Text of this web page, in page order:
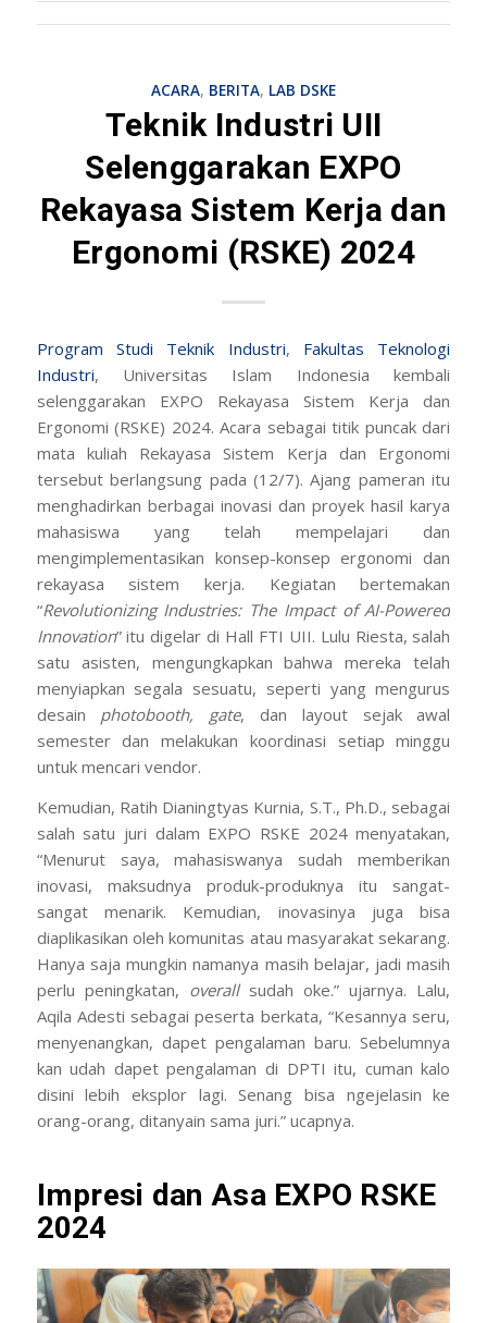
ACARA, BERITA, LAB DSKE
Teknik Industri UII
Selenggarakan EXPO
Rekayasa Sistem Kerja dan
Ergonomi (RSKE) 2024
Program Studi Teknik Industri, Fakultas Teknologi
Industri, Universitas Islam Indonesia kembali
selenggarakan EXPO Rekayasa Sistem Kerja dan
Ergonomi (RSKE) 2024. Acara sebagai titik puncak dari
mata kuliah Rekayasa Sistem Kerja dan Ergonomi
tersebut berlangsung pada (12/7). Ajang pameran itu
menghadirkan berbagai inovasi dan proyek hasil karya
mahasiswa yang telah mempelajari dan
mengimplementasikan konsep-konsep ergonomi dan
rekayasa sistem kerja. Kegiatan bertemakan
“Revolutionizing Industries: The Impact of AI-Powered
Innovation” itu digelar di Hall FTI UII. Lulu Riesta, salah
satu asisten, mengungkapkan bahwa mereka telah
menyiapkan segala sesuatu, seperti yang mengurus
desain photobooth, gate, dan layout sejak awal
semester dan melakukan koordinasi setiap minggu
untuk mencari vendor.
Kemudian, Ratih Dianingtyas Kurnia, S.T., Ph.D., sebagai
salah satu juri dalam EXPO RSKE 2024 menyatakan,
“Menurut saya, mahasiswanya sudah memberikan
inovasi, maksudnya produk-produknya itu sangat-
sangat menarik. Kemudian, inovasinya juga bisa
diaplikasikan oleh komunitas atau masyarakat sekarang.
Hanya saja mungkin namanya masih belajar, jadi masih
perlu peningkatan, overallsudah oke.” ujarnya. Lalu,
Aqila Adesti sebagai peserta berkata, “Kesannya seru,
menyenangkan, dapet pengalaman baru. Sebelumnya
kan udah dapet pengalaman di DPTI itu, cuman kalo
disini lebih eksplor lagi. Senang bisa ngejelasin ke
orang-orang, ditanyain sama juri.” ucapnya.
Impresi dan Asa EXPO RSKE
2024